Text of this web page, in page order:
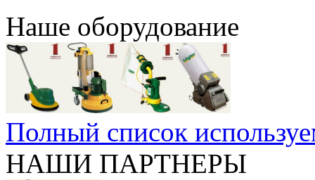
Наше оборудование
Полный список
НАШИ ПАРТНЕРЫ